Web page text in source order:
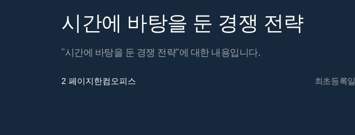
시간에 바탕을 둔 경쟁 전략
"시간에 바탕을 둔 경쟁 전략"에 대한 내용입니다.
2 페이지한컴오피스 최초등록일